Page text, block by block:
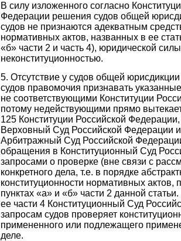
В силу изложенного согласно
Федерации решения судов общей
судов не признаются адекватным
нормативных актов, названных в ее
«б» части 2 и часть 4), юридической
неконституционностью.
5. Отсутствие у судов общей
судов правомочия признавать
не соответствующими Конституции
потому недействующими прямо вытекает
125 Конституции Российской Федерации,
Верховный Суд Российской Федерации
Арбитражный Суд Российской
обращения в Конституционный Суд
запросами о проверке (вне связи с
конкретного дела, т.е. в порядке
конституционности нормативных актов,
пунктах «а» и «б» части 2 данной
ее части 4 Конституционный Суд
запросам судов проверяет
примененного или подлежащего
деле.